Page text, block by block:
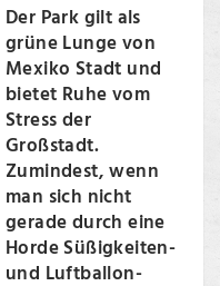
Der Park gilt als
grüne Lunge von
Mexiko Stadt und
bietet Ruhe vom
Stress der
Großstadt.
Zumindest, wenn
man sich nicht
gerade durch eine
Horde Süßigkeiten-
und Luftballon-